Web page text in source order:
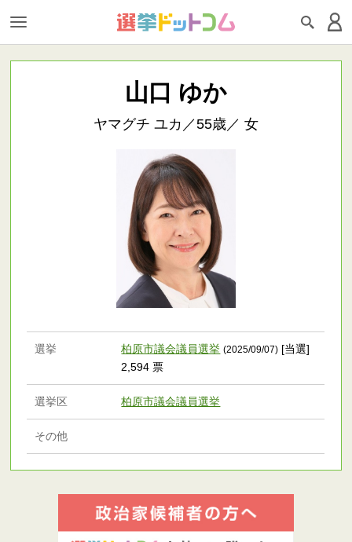
山口 ゆか
ヤマグチ ユカ／55歳／ 女
選挙 柏原市議会議員選挙 (2025/09/07) [当選]
2,594 票
選挙区 柏原市議会議員選挙
その他